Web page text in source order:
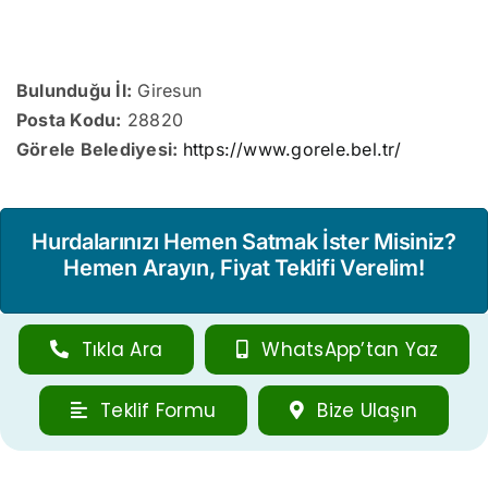
Bulunduğu İl: Giresun
Posta Kodu: 28820
Görele Belediyesi: https://www.gorele.bel.tr/
Hurdalarınızı Hemen Satmak İster Misiniz?
Hemen Arayın, Fiyat Teklifi Verelim!
Tıkla Ara WhatsApp’tan Yaz
Teklif Formu Bize Ulaşın